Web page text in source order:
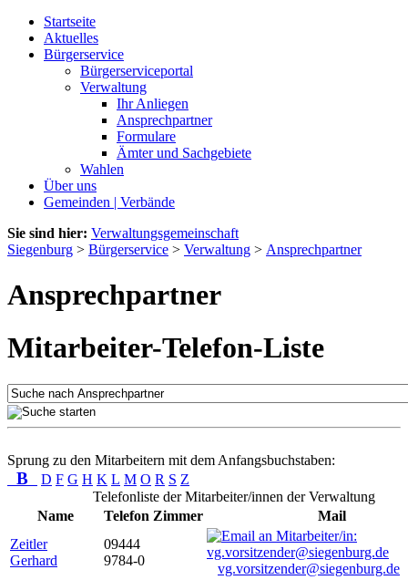
Startseite
Aktuelles
Bürgerservice
Bürgerserviceportal
Verwaltung
Ihr Anliegen
Ansprechpartner
Formulare
Ämter und Sachgebiete
Wahlen
Über uns
Gemeinden | Verbände
Sie sind hier: Verwaltungsgemeinschaft
Siegenburg > Bürgerservice > Verwaltung > Ansprechpartner
Ansprechpartner
Mitarbeiter-Telefon-Liste
Sprung zu den Mitarbeitern mit dem Anfangsbuchstaben:
B D F G H K L M O R S Z
Telefonliste der Mitarbeiter/innen der Verwaltung
Name
Telefon Zimmer
Mail
Zeitler
Gerhard
09444
9784-0
vg.vorsitzender@siegenburg.de